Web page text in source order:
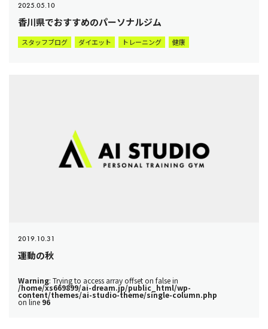
2025.05.10
香川県でおすすめのパーソナルジム
スタッフブログ ダイエット トレーニング 健康
2019.10.31
運動の秋
Warning: Trying to access array offset on false in
/home/xs669899/ai-dream.jp/public_html/wp-
content/themes/ai-studio-theme/single-column.php
on line 96